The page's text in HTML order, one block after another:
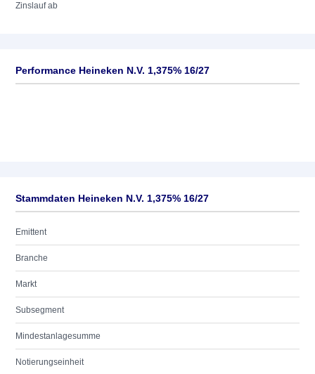
Zinslauf ab
Performance Heineken N.V. 1,375% 16/27
Stammdaten Heineken N.V. 1,375% 16/27
Emittent
Branche
Markt
Subsegment
Mindestanlagesumme
Notierungseinheit